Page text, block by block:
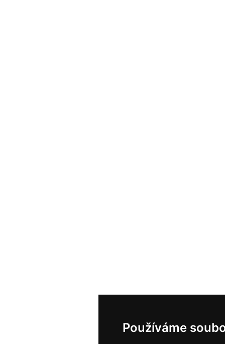
Používáme